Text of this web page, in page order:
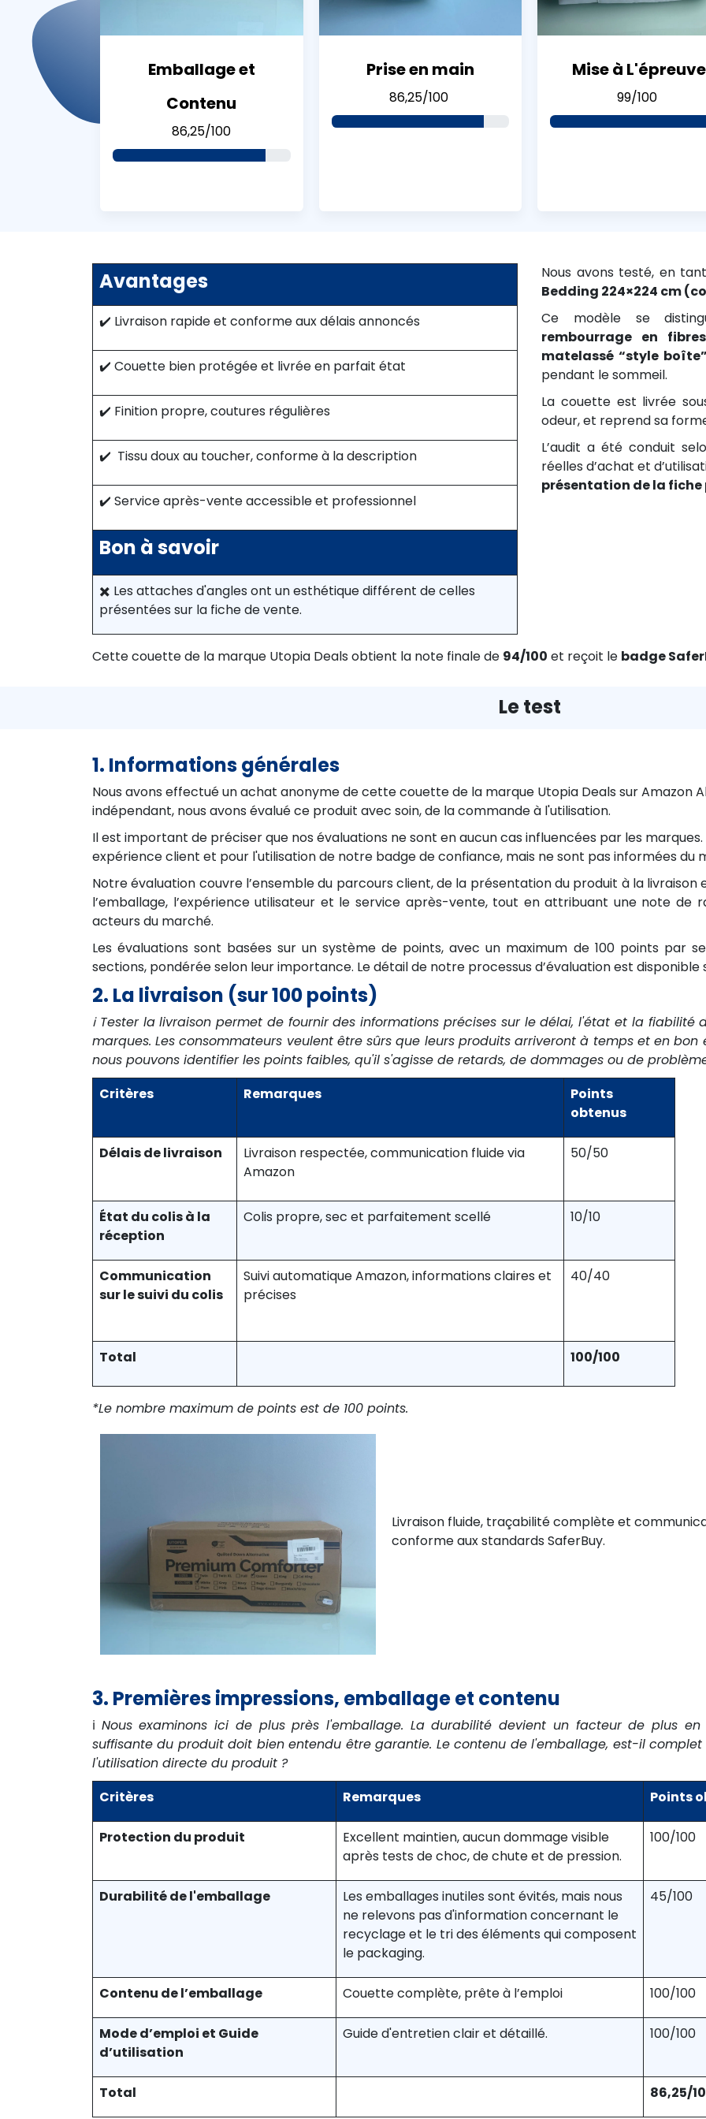
Prise en main
86,25/100
Mise à L'épreuve
99/100
Emballage et
Contenu
86,25/100
Avantages
✔️ Livraison rapide et conforme aux délais annoncés
✔️ Couette bien protégée et livrée en parfait état
✔️ Finition propre, coutures régulières
✔️ Tissu doux au toucher, conforme à la description
✔️ Service après-vente accessible et professionnel
Bon à savoir
✖️ Les attaches d'angles ont un esthétique différent de celles
présentées sur la fiche de vente.
Nous avons testé, en
Bedding 224×224 cm
Ce modèle se
rembourrage en
matelassé “style boîte”
pendant le sommeil.
La couette est livrée
odeur, et reprend sa
L’audit a été conduit
réelles d’achat et
présentation de la
Cette couette de la marque Utopia Deals obtient la note finale de 94/100 et reçoit le badge
Le test
1. Informations générales
Nous avons effectué un achat anonyme de cette couette de la marque Utopia Deals sur Amazon
indépendant, nous avons évalué ce produit avec soin, de la commande à l'utilisation.
Il est important de préciser que nos évaluations ne sont en aucun cas influencées par les
expérience client et pour l'utilisation de notre badge de confiance, mais ne sont pas informées du
Notre évaluation couvre l’ensemble du parcours client, de la présentation du produit à la
l’emballage, l’expérience utilisateur et le service après-vente, tout en attribuant une note
acteurs du marché.
Les évaluations sont basées sur un système de points, avec un maximum de 100 points par
sections, pondérée selon leur importance. Le détail de notre processus d’évaluation est
2. La livraison (sur 100 points)
ℹ️ Tester la livraison permet de fournir des informations précises sur le délai, l'état et la fiabilité
marques. Les consommateurs veulent être sûrs que leurs produits arriveront à temps et en bon
nous pouvons identifier les points faibles, qu'il s'agisse de retards, de dommages ou de
Critères
Remarques
Points
obtenus
Délais de livraison
Livraison respectée, communication fluide via
Amazon
50/50
État du colis à la
réception
Colis propre, sec et parfaitement scellé 10/10
Communication
sur le suivi du colis
Suivi automatique Amazon, informations claires et
précises
40/40
Total 100/100
*Le nombre maximum de points est de 100 points.
Livraison fluide, traçabilité complète et
conforme aux standards SaferBuy.
3. Premières impressions, emballage et contenu
ℹ️ Nous examinons ici de plus près l'emballage. La durabilité devient un facteur de plus
suffisante du produit doit bien entendu être garantie. Le contenu de l'emballage, est-il
l'utilisation directe du produit ?
Critères
Remarques Points
Protection du produit
Excellent maintien, aucun dommage visible
après tests de choc, de chute et de pression.
100/100
Durabilité de l'emballage
Les emballages inutiles sont évités, mais nous
ne relevons pas d'information concernant le
recyclage et le tri des éléments qui composent
le packaging.
45/100
Contenu de l’emballage Couette complète, prête à l’emploi 100/100
Mode d’emploi et Guide
d’utilisation
Guide d'entretien clair et détaillé. 100/100
Total 86,25/